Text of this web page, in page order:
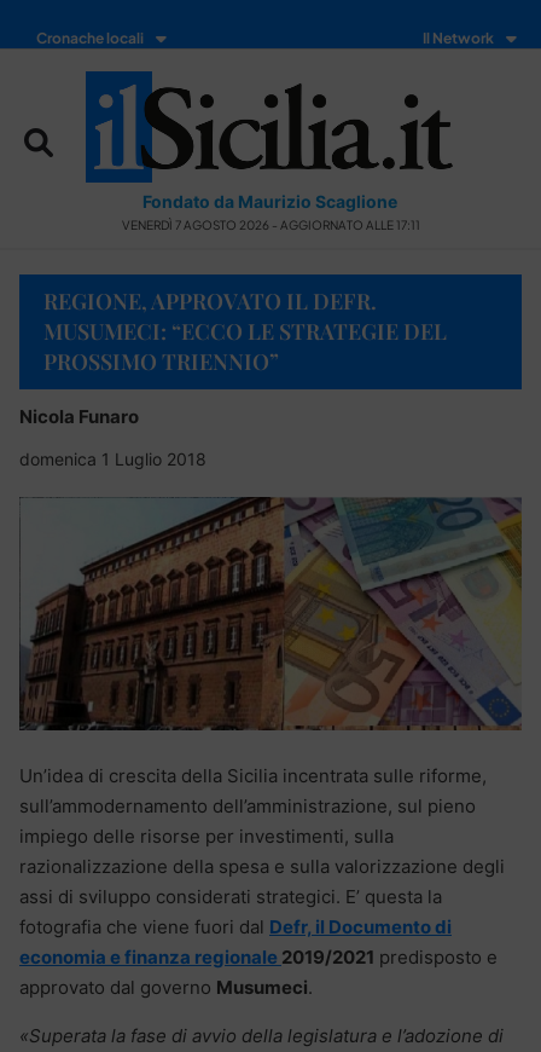
Cronache locali Il Network
Fondato da Maurizio Scaglione
VENERDÌ 7 AGOSTO 2026 - AGGIORNATO ALLE 17:11
REGIONE, APPROVATO IL DEFR.
MUSUMECI: “ECCO LE STRATEGIE DEL
PROSSIMO TRIENNIO”
Nicola Funaro
domenica 1 Luglio 2018
Un’idea di crescita della Sicilia incentrata sulle riforme,
sull’ammodernamento dell’amministrazione, sul pieno
impiego delle risorse per investimenti, sulla
razionalizzazione della spesa e sulla valorizzazione degli
assi di sviluppo considerati strategici. E’ questa la
fotografia che viene fuori dal Defr, il Documento di
economia e finanza regionale 2019/2021 predisposto e
approvato dal governo Musumeci.
«Superata la fase di avvio della legislatura e l’adozione di